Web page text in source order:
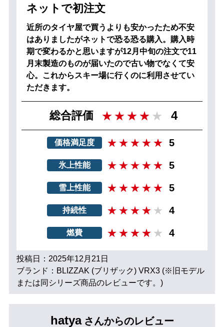
ネットで初注文
近所のタイヤ屋で買うよりも安かったため不安
はありましたがネットで恐る恐る購入。購入時
期で変わるかと思いますが12月中旬の注文で11
月末製造のものが届いたので古い物でなくて安
心。これからスキー場に行くのに利用させてい
ただきます。
総合評価 4
価格満足度 5
氷上性能 5
雪上性能 5
持続性 4
燃費 4
投稿日：2025年12月21日
ブランド：BLIZZAK (ブリザック) VRX3 (※旧モデル
または同シリーズ商品のレビューです。)
hatya さんからのレビュー